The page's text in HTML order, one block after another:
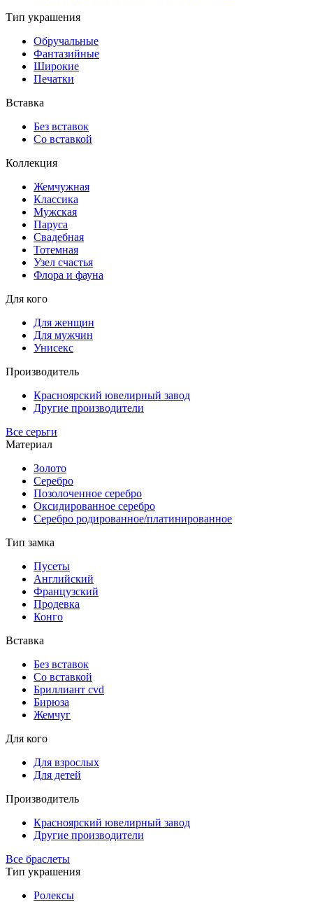
Тип украшения
Обручальные
Фантазийные
Широкие
Печатки
Вставка
Без вставок
Со вставкой
Коллекция
Жемчужная
Классика
Мужская
Паруса
Свадебная
Тотемная
Узел счастья
Флора и фауна
Для кого
Для женщин
Для мужчин
Унисекс
Производитель
Красноярский ювелирный завод
Другие производители
Все серьги
Материал
Золото
Серебро
Позолоченное серебро
Оксидированное серебро
Серебро родированное/платинированное
Тип замка
Пусеты
Английский
Французский
Продевка
Конго
Вставка
Без вставок
Со вставкой
Бриллиант cvd
Бирюза
Жемчуг
Для кого
Для взрослых
Для детей
Производитель
Красноярский ювелирный завод
Другие производители
Все браслеты
Тип украшения
Ролексы